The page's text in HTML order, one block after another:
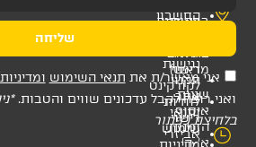
תנאי השימוש ומדיניות הפרטיותשל האתר,
שווים והטבות.*ניתן להסרה בכל עת